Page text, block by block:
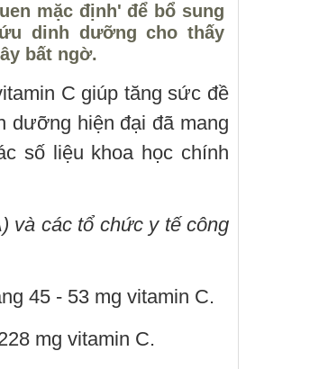
mặc định' để bổ sung
dinh dưỡng cho thấy
bất ngờ.
C giúp tăng sức đề
dưỡng hiện đại đã mang
số liệu khoa học chính
và các tổ chức y tế công
45 - 53 mg vitamin C.
mg vitamin C.